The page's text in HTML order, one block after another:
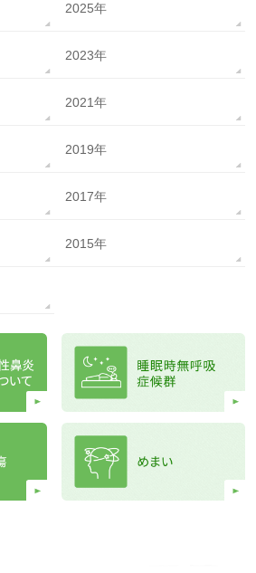
2025年
2023年
2021年
2019年
2017年
2015年